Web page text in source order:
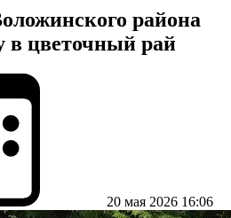
района
в цветочный рай
20 мая 2026 16:06